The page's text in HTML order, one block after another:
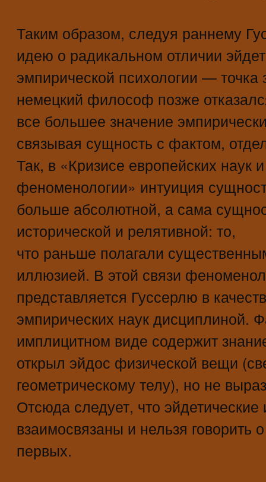
Таким образом, следуя раннему
идею о радикальном отличии
эмпирической психологии — точка
немецкий философ позже
все большее значение
связывая сущность с фактом,
Так, в «Кризисе европейских наук
феноменологии» интуиция
больше абсолютной, а сама
исторической и релятивной: то,
что раньше полагали
иллюзией. В этой связи
представляется Гуссерлю в
эмпирических наук дисциплиной.
имплицитном виде содержит
открыл эйдос физической вещи
геометрическому телу), но не
Отсюда следует, что
взаимосвязаны и нельзя говорить
первых.